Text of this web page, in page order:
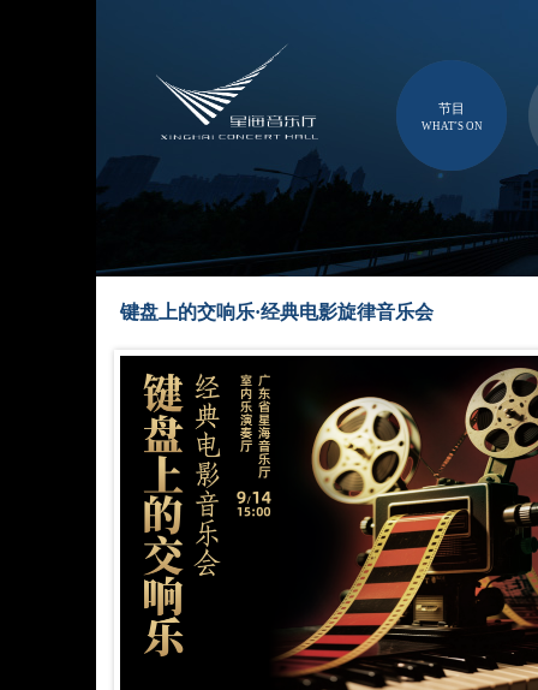
节目
WHAT'S ON
键盘上的交响乐·经典电影旋律音乐会